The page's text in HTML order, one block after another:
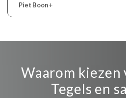
Piet Boon+
Waarom
Tegels en